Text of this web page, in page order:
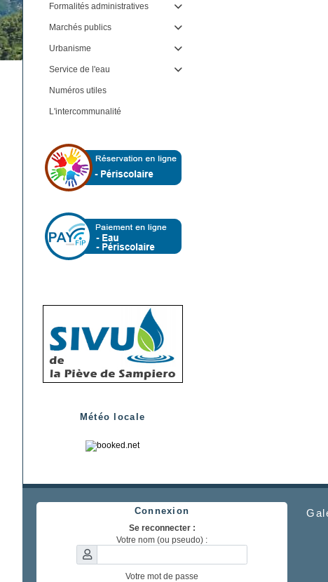
Formalités administratives 
Marchés publics 
Urbanisme 
Service de l'eau 
Numéros utiles
L'intercommunalité
Météo locale
Connexion
Se reconnecter :
Votre nom (ou pseudo) :
Votre mot de passe